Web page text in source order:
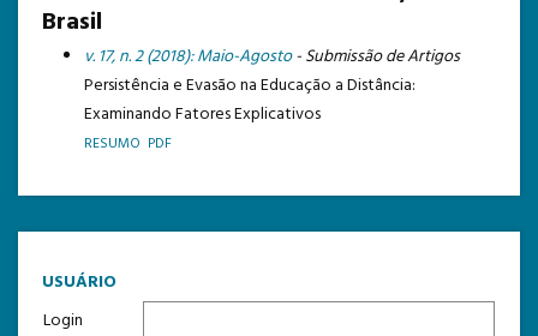
USUÁRIO
Login
PESQUISA
ATUAL
ANTERIORES
TEMPLATE DE SUBMISSÃO
Brasil
v. 17, n. 2 (2018): Maio-Agosto- Submissão de Artigos
Persistência e Evasão na Educação a Distância:
Examinando Fatores Explicativos
RESUMO PDF